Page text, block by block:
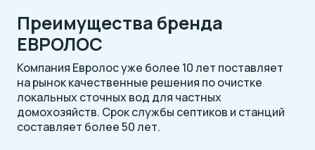
Преимущества бренда
ЕВРОЛОС
Компания Евролос уже более 10 лет поставляет
на рынок качественные решения по очистке
локальных сточных вод для частных
домохозяйств. Срок службы септиков и станций
составляет более 50 лет.